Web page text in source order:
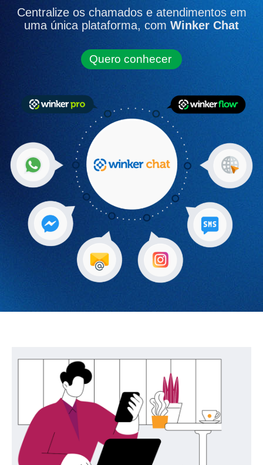
Centralize os chamados e atendimentos em
uma única plataforma, com Winker Chat
Quero conhecer